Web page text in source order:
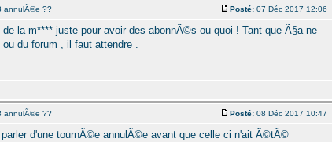
annulÃ©e ?? Posté: 07 Déc 2017 12:06
de la m**** juste pour avoir des abonnÃ©s ou quoi ! Tant que Ã§a ne
du forum , il faut attendre .
annulÃ©e ?? Posté: 08 Déc 2017 10:47
d'une tournÃ©e annulÃ©e avant que celle ci n'ait Ã©tÃ©